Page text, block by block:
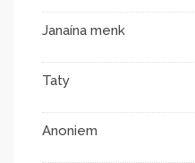
Janaína menk
Taty
Anoniem